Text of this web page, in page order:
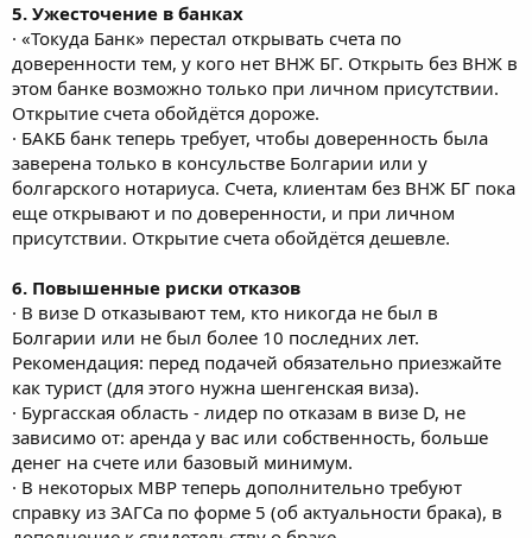
5. Ужесточение в банках
· «Токуда Банк» перестал открывать счета по
доверенности тем, у кого нет ВНЖ БГ. Открыть без ВНЖ в
этом банке возможно только при личном присутствии.
Открытие счета обойдётся дороже.
· БАКБ банк теперь требует, чтобы доверенность была
заверена только в консульстве Болгарии или у
болгарского нотариуса. Счета, клиентам без ВНЖ БГ пока
еще открывают и по доверенности, и при личном
присутствии. Открытие счета обойдётся дешевле.
6. Повышенные риски отказов
· В визе D отказывают тем, кто никогда не был в
Болгарии или не был более 10 последних лет.
Рекомендация: перед подачей обязательно приезжайте
как турист (для этого нужна шенгенская виза).
· Бургасская область - лидер по отказам в визе D, не
зависимо от: аренда у вас или собственность, больше
денег на счете или базовый минимум.
· В некоторых МВР теперь дополнительно требуют
справку из ЗАГСа по форме 5 (об актуальности брака), в